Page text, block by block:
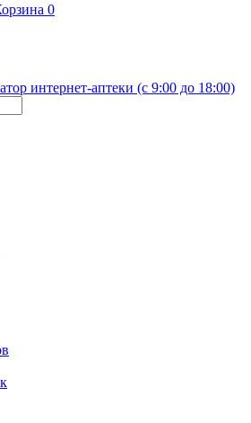
0
интернет-аптеки (с 9:00 до 18:00)